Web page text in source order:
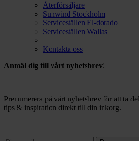
Återförsäljare
Sunwind Stockholm
Serviceställen El-dorado
Serviceställen Wallas
Kontakta oss
Anmäl dig till vårt nyhetsbrev!
Prenumerera på vårt nyhetsbrev för att ta
tips & inspiration direkt till din inkorg.